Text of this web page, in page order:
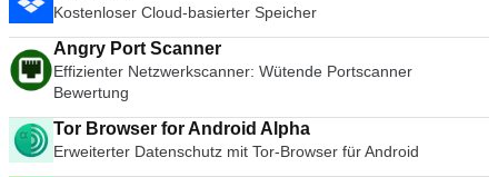
Kostenloser Cloud-basierter Speicher
Angry Port Scanner
Effizienter Netzwerkscanner: Wütende Portscanner
Bewertung
Tor Browser for Android Alpha
Erweiterter Datenschutz mit Tor-Browser für Android